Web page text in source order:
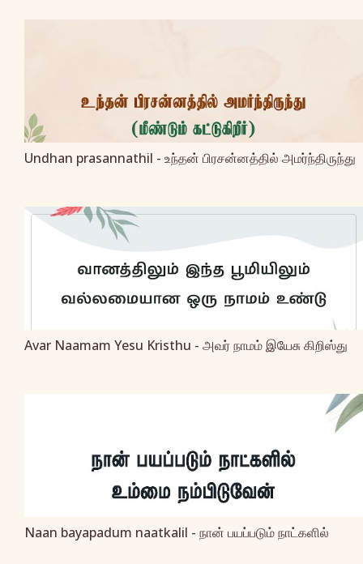
Undhan prasannathil - உந்தன் பிரசன்னத்தில் அமர்ந்திருந்து
Avar Naamam Yesu Kristhu - அவர் நாமம் இயேசு கிறிஸ்து
Naan bayapadum naatkalil - நான் பயப்படும் நாட்களில்